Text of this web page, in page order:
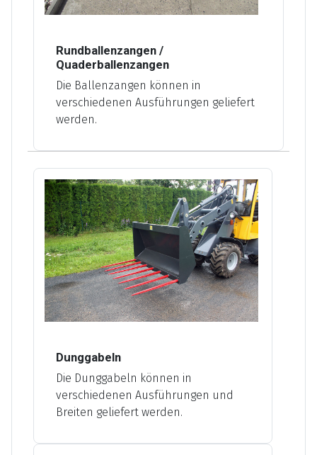
Rundballenzangen /
Quaderballenzangen
Die Ballenzangen können in
verschiedenen Ausführungen geliefert
werden.
Dunggabeln
Die Dunggabeln können in
verschiedenen Ausführungen und
Breiten geliefert werden.